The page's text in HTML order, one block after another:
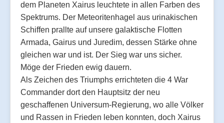
dem Planeten Xairus leuchtete in allen Farben des
Spektrums. Der Meteoritenhagel aus urinakischen
Schiffen prallte auf unsere galaktische Flotten
Armada, Gairus und Juredim, dessen Stärke ohne
gleichen war und ist. Der Sieg war uns sicher.
Möge der Frieden ewig dauern.
Als Zeichen des Triumphs errichteten die 4 War
Commander dort den Hauptsitz der neu
geschaffenen Universum-Regierung, wo alle Völker
und Rassen in Frieden leben konnten, doch Xairus